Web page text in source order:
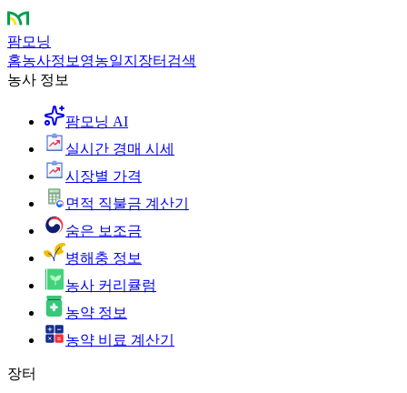
팜모닝
홈농사정보 영농일지 장터 검색
농사 정보
팜모닝 AI
실시간 경매 시세
시장별 가격
면적 직불금 계산기
숨은 보조금
병해충 정보
농사 커리큘럼
농약 정보
농약 비료 계산기
장터